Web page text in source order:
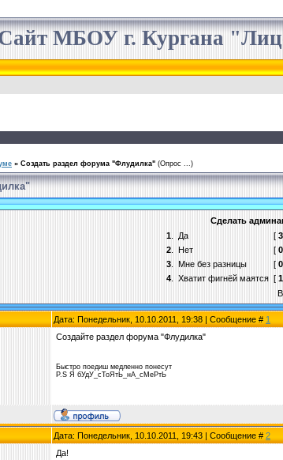
МБОУ г. Кургана
» Cоздать раздел форума "Флудилка" (Опрос ...)
Сделать
1. Да [ 3
2. Нет [ 0
3. Мне без разницы [ 0
4. Хватит фигнёй маятся [ 1
Дата: Понедельник, 10.10.2011, 19:38 | Сообщение # 1
Создайте раздел форума "Флудилка"
Быстро поедиш медленно понесут
P.S Я бУдУ_сТоЯтЬ_нА_сМеРтЬ
Дата: Понедельник, 10.10.2011, 19:43 | Сообщение # 2
Да!